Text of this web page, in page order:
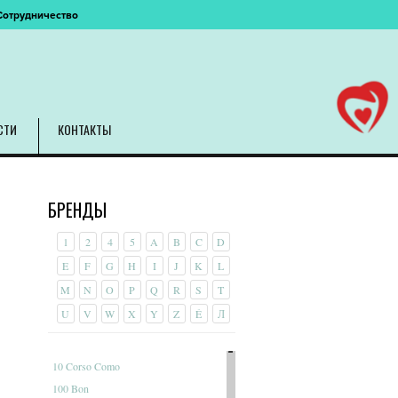
КОНТАКТЫ
БРЕНДЫ
1 2 4 5 A B C
D
E
F G H I J K
L
M
N O P Q R S
T
U
V W X Y Z É Л
10 Corso Como
100 Bon